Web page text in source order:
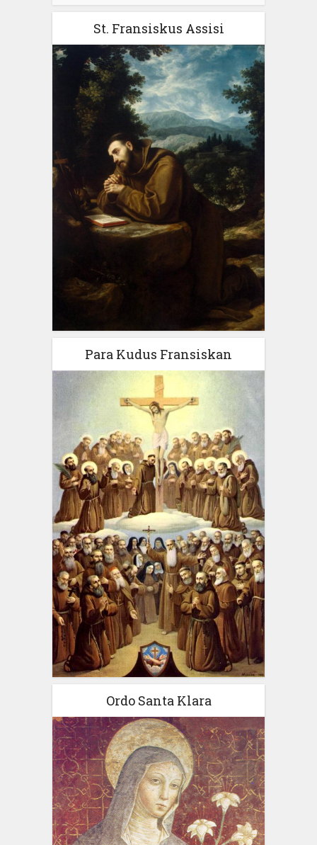
St. Fransiskus Assisi
Para Kudus Fransiskan
Ordo Santa Klara